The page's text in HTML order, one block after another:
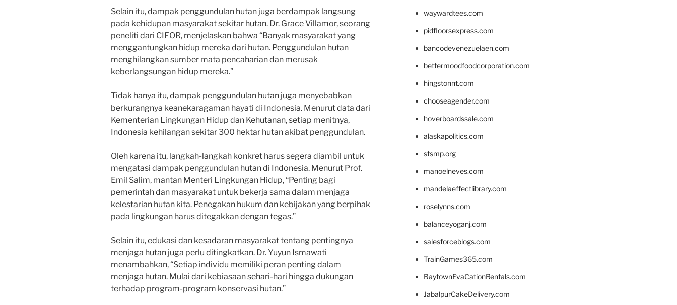
Selain itu, dampak penggundulan hutan juga berdampak langsung
pada kehidupan masyarakat sekitar hutan. Dr. Grace Villamor, seorang
peneliti dari CIFOR, menjelaskan bahwa “Banyak masyarakat yang
menggantungkan hidup mereka dari hutan. Penggundulan hutan
menghilangkan sumber mata pencaharian dan merusak
keberlangsungan hidup mereka.”
Tidak hanya itu, dampak penggundulan hutan juga menyebabkan
berkurangnya keanekaragaman hayati di Indonesia. Menurut data dari
Kementerian Lingkungan Hidup dan Kehutanan, setiap menitnya,
Indonesia kehilangan sekitar 300 hektar hutan akibat penggundulan.
Oleh karena itu, langkah-langkah konkret harus segera diambil untuk
mengatasi dampak penggundulan hutan di Indonesia. Menurut Prof.
Emil Salim, mantan Menteri Lingkungan Hidup, “Penting bagi
pemerintah dan masyarakat untuk bekerja sama dalam menjaga
kelestarian hutan kita. Penegakan hukum dan kebijakan yang berpihak
pada lingkungan harus ditegakkan dengan tegas.”
Selain itu, edukasi dan kesadaran masyarakat tentang pentingnya
menjaga hutan juga perlu ditingkatkan. Dr. Yuyun Ismawati
menambahkan, “Setiap individu memiliki peran penting dalam
menjaga hutan. Mulai dari kebiasaan sehari-hari hingga dukungan
terhadap program-program konservasi hutan.”
waywardtees.com
pidfloorsexpress.com
bancodevenezuelaen.com
bettermoodfoodcorporation.com
hingstonnt.com
chooseagender.com
hoverboardssale.com
alaskapolitics.com
stsmp.org
manoelneves.com
mandelaeffectlibrary.com
roselynns.com
balanceyoganj.com
salesforceblogs.com
TrainGames365.com
BaytownEvaCationRentals.com
JabalpurCakeDelivery.com